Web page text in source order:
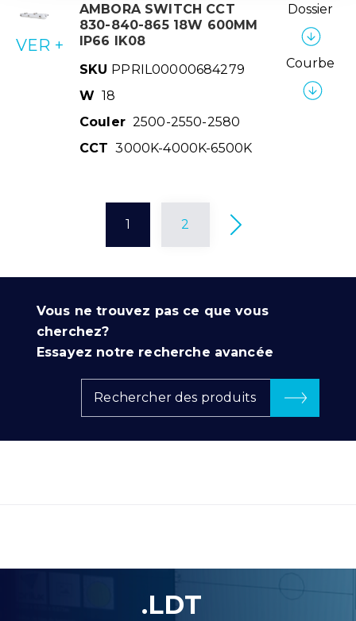
VER +
AMBORA SWITCH CCT
830-840-865 18W 600MM
IP66 IK08
SKU PPRIL00000684279
W 18
Couler 2500-2550-2580
CCT 3000K-4000K-6500K
Dossier
Courbe
1 2
Vous ne trouvez pas ce que vous
cherchez?
Essayez notre recherche avancée
Rechercher des produits
.LDT